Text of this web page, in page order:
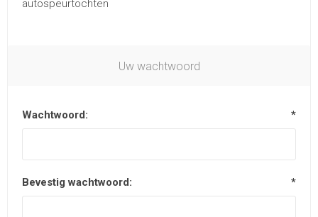
autospeurtochten
Uw wachtwoord
Wachtwoord: *
Bevestig wachtwoord: *